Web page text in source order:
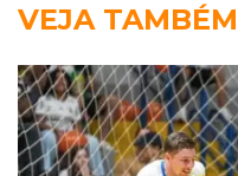
VEJA TAMBÉM